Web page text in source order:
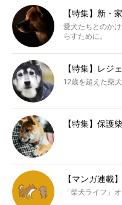
【特集】新・
愛犬たちとのか
らすために。
【特集】レジ
12歳を超えた柴
【特集】保護
【マンガ連載
「柴犬ライフ」